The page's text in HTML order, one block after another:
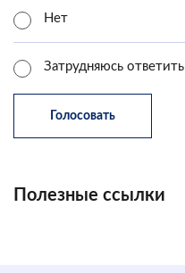
Нет
Затрудняюсь ответить
Полезные ссылки